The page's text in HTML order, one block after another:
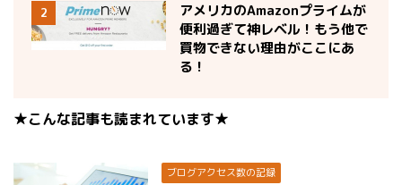
2
アメリカのAmazonプライムが
便利過ぎて神レベル！もう他で
買物できない理由がここにあ
る！
★こんな記事も読まれています★
ブログアクセス数の記録